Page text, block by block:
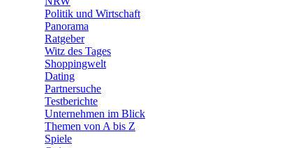
Politik und Wirtschaft
Panorama
Ratgeber
Witz des Tages
Shoppingwelt
Dating
Partnersuche
Testberichte
Unternehmen im Blick
Themen von A bis Z
Spiele